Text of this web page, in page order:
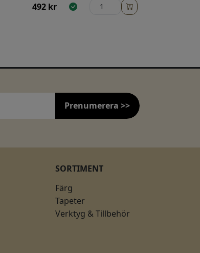
492 kr
Prenumerera >>
SORTIMENT
Färg
Tapeter
Verktyg & Tillbehör